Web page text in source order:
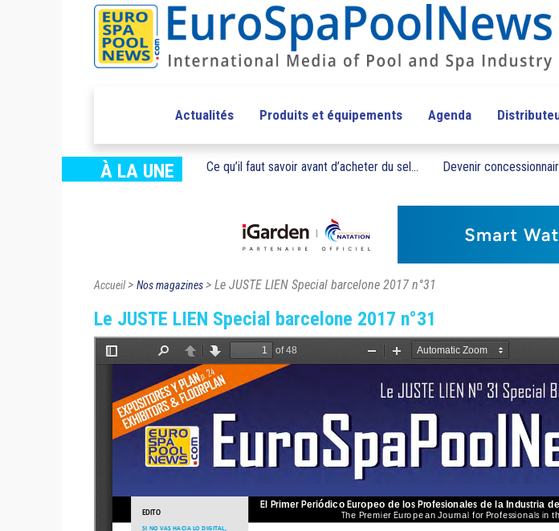
Actualités Produits et équipements Agenda
À LA UNE Ce qu’il faut savoir avant d’acheter du sel... Devenir
Accueil> Nos magazines> Le JUSTE LIEN Special barcelone 2017 n°31
Le JUSTE LIEN Special barcelone 2017 n°31